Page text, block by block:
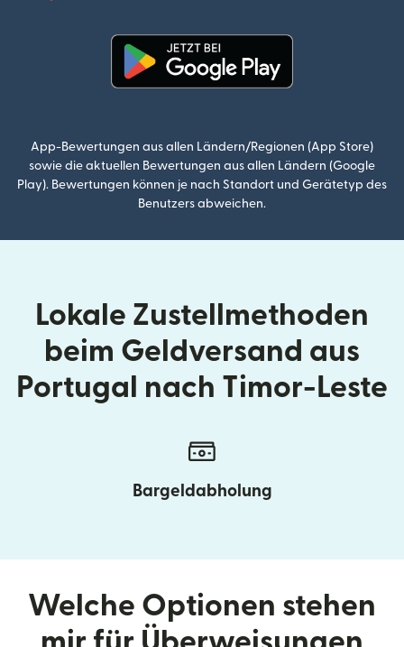
App-Bewertungen aus allen Ländern/Regionen (App Store)
sowie die aktuellen Bewertungen aus allen Ländern (Google
Play). Bewertungen können je nach Standort und Gerätetyp des
Benutzers abweichen.
Lokale Zustellmethoden
beim Geldversand aus
Portugal nach Timor-Leste
Bargeldabholung
Welche Optionen stehen